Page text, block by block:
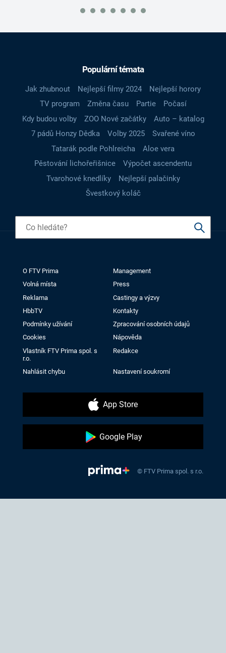
Populární témata
Jak zhubnout Nejlepší filmy 2024
Nejlepší horory
TV program
Změna času Partie
Počasí
Kdy budou volby
ZOO Nové začátky
Auto – katalog
7 pádů Honzy Dědka
Volby 2025
Svařené víno
Tatarák podle Pohlreicha
Aloe vera
Pěstování lichořeřišnice
Výpočet ascendentu
Tvarohové knedlíky
Nejlepší palačinky
Švestkový koláč
O FTV Prima
Management
Volná místa
Press
Reklama
Castingy a výzvy
HbbTV
Kontakty
Podmínky užívání
Zpracování osobních údajů
Cookies
Nápověda
Vlastník FTV Prima spol. s
r.o.
Redakce
Nahlásit chybu Nastavení soukromí
App Store
Google Play
© FTV Prima spol. s r.o.